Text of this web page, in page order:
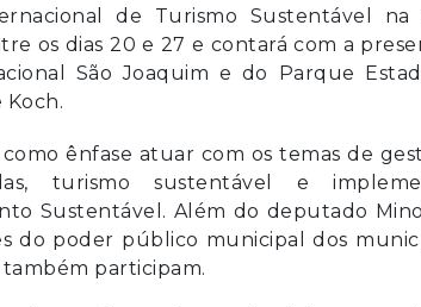
de Turismo Sustentável na
os dias 20 e 27 e contará com a
São Joaquim e do Parque
Koch.
ênfase atuar com os temas de
turismo sustentável e
Sustentável. Além do deputado
do poder público municipal dos
participam.